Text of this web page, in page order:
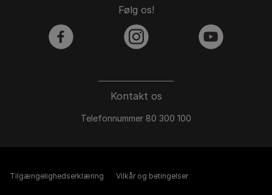
Kontakt os
Telefonnummer 80 300 100
Følg os!
facebook instagram youtube
Tilgængelighedserklæring Vilkår og betingelser